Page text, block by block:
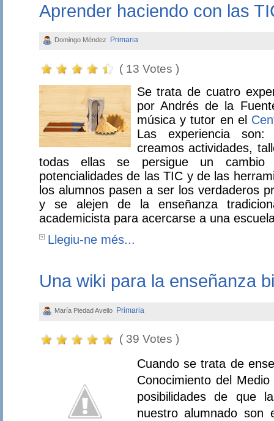
Aprender haciendo con las
Domingo Méndez Primaria
( 13 Votes )
Se trata de cuatro
por Andrés de la
música y tutor en el
Las experiencia son:
creamos actividades,
todas ellas se persigue un cambio
potencialidades de las TIC y de las
los alumnos pasen a ser los verdaderos
y se alejen de la enseñanza
academicista para acercarse a una
Llegiu-ne més...
Una wiki para la enseñanza
María Piedad Avello Primaria
( 39 Votes )
Cuando se trata de
Conocimiento del
posibilidades de que
nuestro alumnado